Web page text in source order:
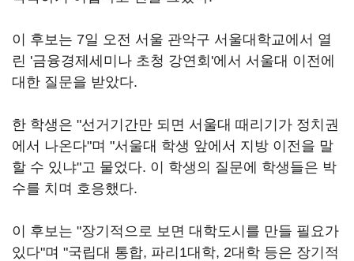
이 후보는 7일 오전 서울 관악구 서울대학교에서 열
린 '금융경제세미나 초청 강연회'에서 서울대 이전에
대한 질문을 받았다.
한 학생은 "선거기간만 되면 서울대 때리기가 정치권
에서 나온다"며 "서울대 학생 앞에서 지방 이전을 말
할 수 있냐"고 물었다. 이 학생의 질문에 학생들은 박
수를 치며 호응했다.
이 후보는 "장기적으로 보면 대학도시를 만들 필요가
있다"며 "국립대 통합, 파리1대학, 2대학 등은 장기적